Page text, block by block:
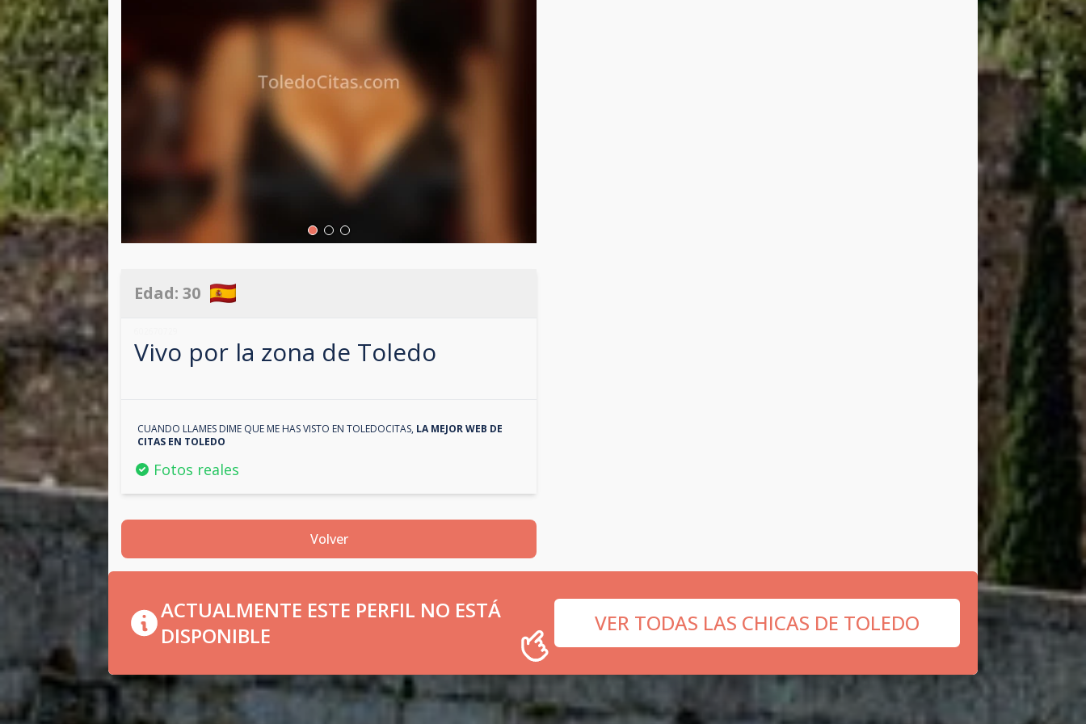
Edad:30
Vivo por la zona de Toledo
CUANDO LLAMES DIME QUE ME HAS VISTO ENTOLEDOCITAS, LA MEJOR WEB DE
CITAS EN TOLEDO
Fotos reales
Volver
ACTUALMENTE ESTE PERFIL NO ESTÁ
DISPONIBLE
VER TODAS LAS CHICAS DE TOLEDO